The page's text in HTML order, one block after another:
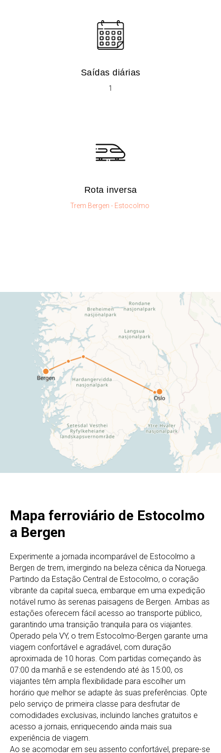
Saídas diárias​
1
Rota inversa​
Trem Bergen - Estocolmo ​
Mapa ferroviário de Estocolmo
a Bergen
Experimente a jornada incomparável de Estocolmo a
Bergen de trem, imergindo na beleza cênica da Noruega.
Partindo da Estação Central de Estocolmo, o coração
vibrante da capital sueca, embarque em uma expedição
notável rumo às serenas paisagens de Bergen. Ambas as
estações oferecem fácil acesso ao transporte público,
garantindo uma transição tranquila para os viajantes.
Operado pela VY, o trem Estocolmo-Bergen garante uma
viagem confortável e agradável, com duração
aproximada de 10 horas. Com partidas começando às
07:00 da manhã e se estendendo até às 15:00, os
viajantes têm ampla flexibilidade para escolher um
horário que melhor se adapte às suas preferências. Opte
pelo serviço de primeira classe para desfrutar de
comodidades exclusivas, incluindo lanches gratuitos e
acesso a jornais, enriquecendo ainda mais sua
experiência de viagem.
Ao se acomodar em seu assento confortável, prepare-se